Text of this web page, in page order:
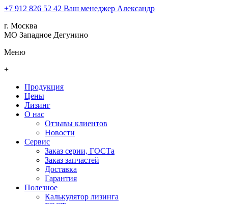
+7 912 826 52 42 Ваш менеджер Александр
г. Москва
МО Западное Дегунино
Меню
+
Продукция
Цены
Лизинг
О нас
Отзывы клиентов
Новости
Сервис
Заказ серии, ГОСТа
Заказ запчастей
Доставка
Гарантия
Полезное
Калькулятор лизинга